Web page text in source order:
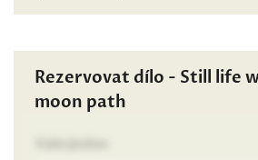
Rezervovat dílo - Still life
moon path